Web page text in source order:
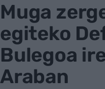
Muga
egiteko
Bulegoa
Araban